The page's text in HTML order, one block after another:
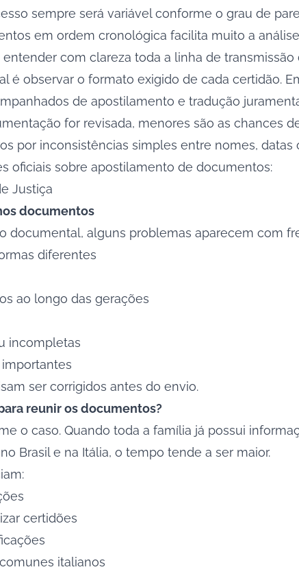
sempre será variável conforme o grau de
em ordem cronológica facilita muito a
com clareza toda a linha de transmissão
é observar o formato exigido de cada certidão.
de apostilamento e tradução
for revisada, menores são as chances
por inconsistências simples entre nomes, datas
oficiais sobre apostilamento de documentos:
Justiça
documentos
documental, alguns problemas aparecem com
diferentes
ao longo das gerações
incompletas
ser corrigidos antes do envio.
reunir os documentos?
o caso. Quando toda a família já possui
Brasil e na Itália, o tempo tende a ser maior.
certidões
italianos